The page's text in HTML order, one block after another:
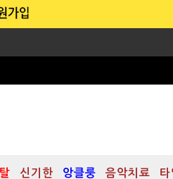
신기한 앙클룽 음악치료 타